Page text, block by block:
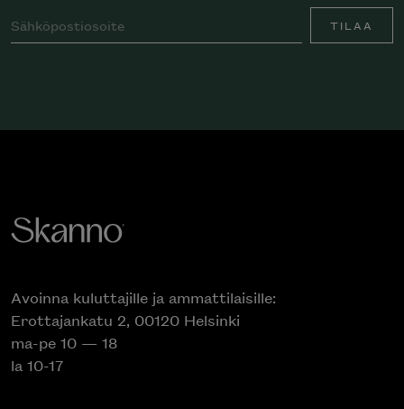
TILAA
Avoinna kuluttajille ja ammattilaisille:
Erottajankatu 2, 00120 Helsinki
ma-pe 10 — 18
la 10-17